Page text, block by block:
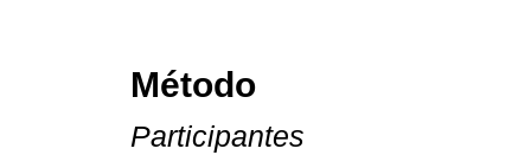
Método
Participantes